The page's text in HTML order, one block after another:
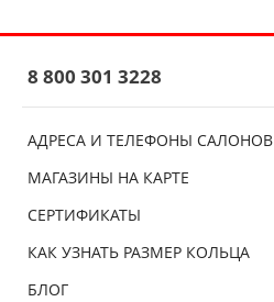
АДРЕСА И ТЕЛЕФОНЫ САЛОНОВ
МАГАЗИНЫ НА КАРТЕ
СЕРТИФИКАТЫ
КАК УЗНАТЬ РАЗМЕР КОЛЬЦА
БЛОГ
8 800 301 3228